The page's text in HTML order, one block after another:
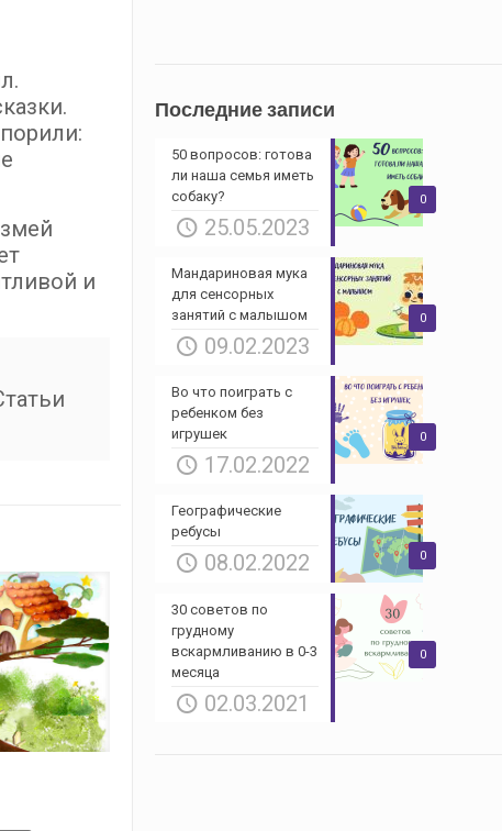
и
Последние записи
0
50 вопросов: готова
ли наша семья иметь
собаку?
25.05.2023
0
Мандариновая мука
для сенсорных
занятий с малышом
09.02.2023
0
Во что поиграть с
ребенком без
игрушек
17.02.2022
0
Географические
ребусы
08.02.2022
0
30 советов по
грудному
вскармливанию в 0-3
месяца
02.03.2021